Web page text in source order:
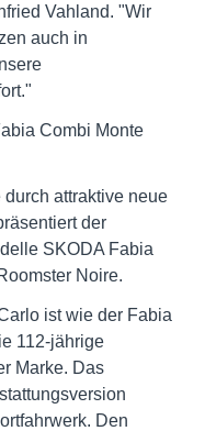
Vahland. "Wir
auch in
Combi Monte
attraktive neue
der
SKODA Fabia
Noire.
ist wie der Fabia
112-jährige
Marke. Das
Den